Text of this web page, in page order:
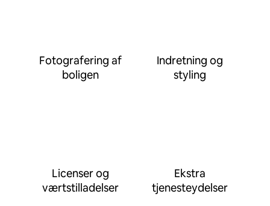
Fotografering af
boligen
Indretning og
styling
Licenser og
værtstilladelser
Ekstra
tjenesteydelser